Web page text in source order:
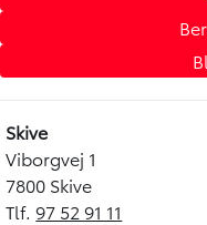
Skive
Viborgvej 1
7800 Skive
Tlf.97 52 91 11